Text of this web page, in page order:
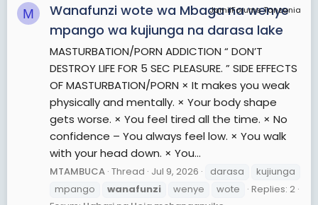
M JamiiForums Tanzania
Wanafunzi wote wa Mbaga na wenye
mpango wa kujiunga na darasa lake
MASTURBATION/PORN ADDICTION “ DON’T
DESTROY LIFE FOR 5 SEC PLEASURE. ” SIDE EFFECTS
OF MASTURBATION/PORN × It makes you weak
physically and mentally. × Your body shape
gets worse. × You feel tired all the time. × No
confidence – You always feel low. × You walk
with your head down. × You...
MTAMBUCA Thread Jul 9, 2026 darasa
kujiunga
mpango
wanafunzi wenye wote
Replies: 2